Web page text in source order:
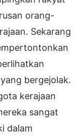
orang-
Sekarang
bergejolak.
kerajaan
sangat
dalam